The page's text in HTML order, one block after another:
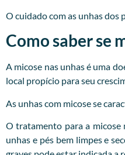
O cuidado com as unhas dos
Como saber se
A micose nas unhas é uma
local propício para seu
As unhas com micose se
O tratamento para a micose
unhas e pés bem limpes e